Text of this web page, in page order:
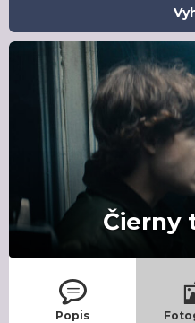
Čierny
Popis